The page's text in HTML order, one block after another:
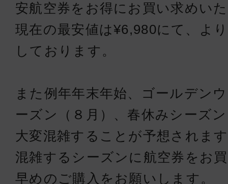
安航空券をお得にお買い求めい
現在の最安値は¥6,980にて、よ
しております。
また例年年末年始、ゴールデン
ーズン（８月）、春休みシーズ
大変混雑することが予想されま
混雑するシーズンに航空券をお
早めのご購入をお願いします。